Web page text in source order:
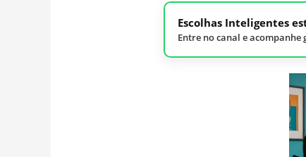
Escolhas Inteligentes
Entre no canal e